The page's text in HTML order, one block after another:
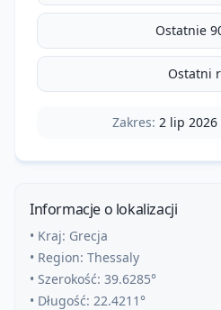
Ostatnie
Ostatni
Zakres: 2 lip 2026
Informacje o lokalizacji
• Kraj: Grecja
• Region: Thessaly
• Szerokość: 39.6285°
• Długość: 22.4211°